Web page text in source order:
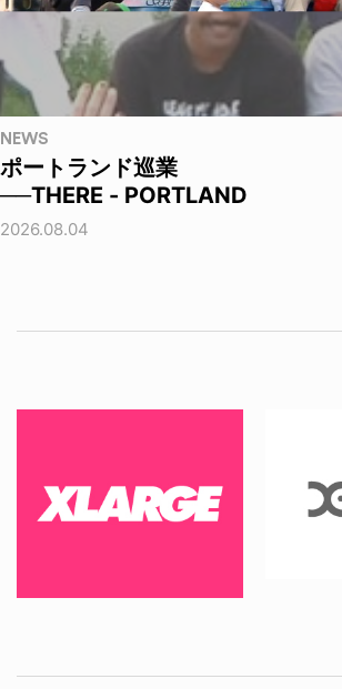
NEWS
ポートランド巡業
──THERE - PORTLAND
2026.08.04